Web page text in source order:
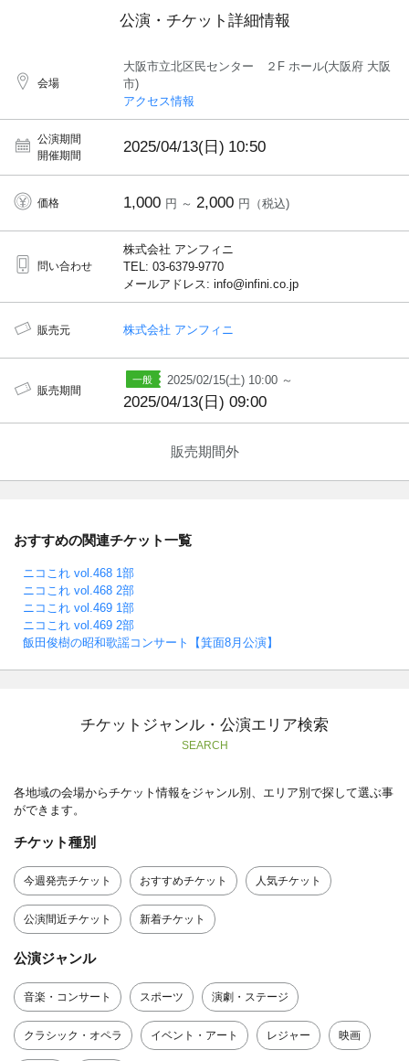
公演・チケット詳細情報
会場
大阪市立北区民センター ２F ホール(大阪府 大阪
市)
アクセス情報
公演期間
開催期間
2025/04/13(日) 10:50
価格 1,000 円 ～ 2,000 円（税込)
問い合わせ
株式会社 アンフィニ
TEL: 03-6379-9770
メールアドレス: info@infini.co.jp
販売元 株式会社 アンフィニ
販売期間
2025/02/15(土) 10:00 ～
2025/04/13(日) 09:00
販売期間外
おすすめの関連チケット一覧
ニコこれ vol.468 1部
ニコこれ vol.468 2部
ニコこれ vol.469 1部
ニコこれ vol.469 2部
飯田俊樹の昭和歌謡コンサート【箕面8月公演】
チケットジャンル・公演エリア検索
SEARCH
各地域の会場からチケット情報をジャンル別、エリア別で探して選ぶ事
ができます。
チケット種別
今週発売チケット おすすめチケット 人気チケット
公演間近チケット 新着チケット
公演ジャンル
音楽・コンサート スポーツ 演劇・ステージ
クラシック・オペラ イベント・アート レジャー 映画